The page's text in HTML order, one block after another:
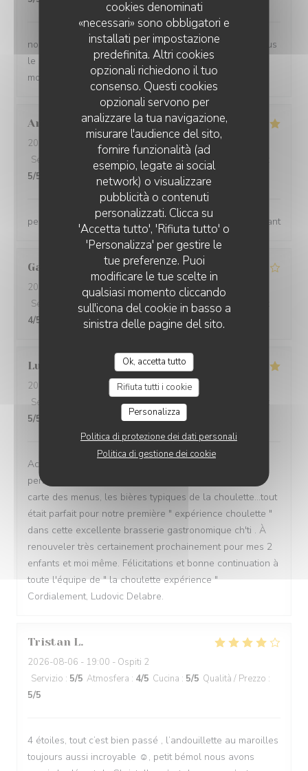
cookies denominati
«necessari» sono obbligatori e
installati per impostazione
predefinita. Altri cookies
opzionali richiedono il tuo
consenso. Questi cookies
opzionali servono per
analizzare la tua navigazione,
misurare l'audience del sito,
fornire funzionalità (ad
esempio, legate ai social
network) o visualizzare
pubblicità o contenuti
personalizzati. Clicca su
'Accetta tutto', 'Rifiuta tutto' o
'Personalizza' per gestire le
tue preferenze. Puoi
modificare le tue scelte in
qualsiasi momento cliccando
sull'icona del cookie in basso a
sinistra delle pagine del sito.
Ok, accetta tutto
Rifiuta tutti i cookie
Personalizza
Politica di protezione dei dati personali
Politica di gestione dei cookie
nous sommes très satisfait et surtout n'hésité pas, je vous
le conseil personnel très à l'écoute des personnes à la
moindre demande
Anne
2026-08-07
- 13:00 - Ospiti 4
Servizio
Atmosfera /5 Cucina : /5 Qualità / Prezzo
5/5
personnel qualifié, très agréable, aimable. repas excellant
Gaetan
2026-08-08
- 13:00 - Ospiti 2
Servizio
/5 Atmosfera: 4 /5 Cucina :4 /5 Qualità / Prezzo
4/5
Ludovic
2026-08-07
- 20:30 - Ospiti 3
Servizio
Atmosfera:5/5 Cucina:5
5/5
Accueil, ambiance, décor, musique de fond,
personnel(serveuse charmante), choix des plats de la
carte des menus, les bières typiques de la choulette...tout
était parfait pour notre première " expérience choulette "
dans cette excellente brasserie gastronomique ch'ti . À
renouveler très certainement prochainement pour mes 2
enfants et moi même. Félicitations et bonne continuation à
toute l'équipe de " la choulette expérience "
Cordialement, Ludovic Delabre.
Tristan L
2026-08-06 - 19:00 - Ospiti 2
Servizio : 5/5 Atmosfera : 4/5 Cucina : 5/5 Qualità / Prezzo :
5/5
4 étoiles, tout c’est bien passé , l’andouillette au maroilles
toujours aussi incroyable ☺️, petit bémol nous avons